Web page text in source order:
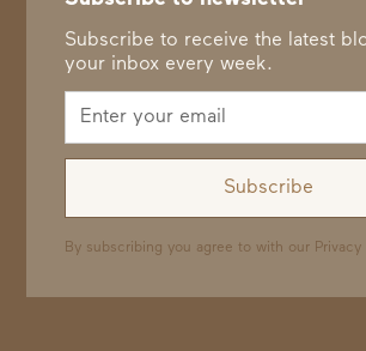
Subscribe to receive the latest
your inbox every week.
By subscribing you agree to with our Privacy